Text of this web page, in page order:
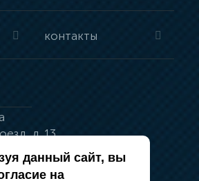
контакты
д. 13
83
данный сайт, вы
на